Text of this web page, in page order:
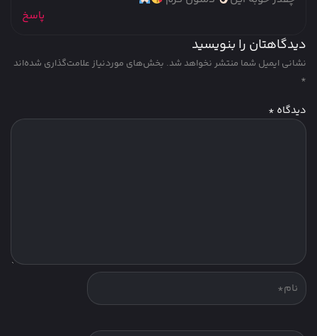
پاسخ
دیدگاهتان را بنویسید
نشانی ایمیل شما منتشر نخواهد شد. بخش‌های موردنیاز علامت‌گذاری شده‌اند
*
دیدگاه *